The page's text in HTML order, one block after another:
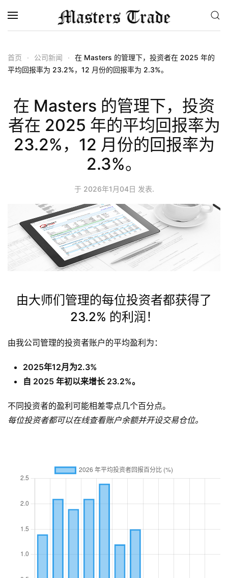
跳至主要内容
首页 公司新闻
在 Masters 的管理下，投资者在 2025 年的
平均回报率为 23.2%，12 月份的回报率为 2.3%。
在 Masters 的管理下，投资
者在 2025 年的平均回报率为
23.2%，12 月份的回报率为
2.3%。
于 2026年1月04日 发表.
由大师们管理的每位投资者都获得了
23.2% 的利润！
由我公司管理的投资者账户的平均盈利为：
2025年12月为2.3%
自 2025 年初以来增长 23.2%。
不同投资者的盈利可能相差零点几个百分点。
每位投资者都可以在线查看账户余额并开设交易仓位。